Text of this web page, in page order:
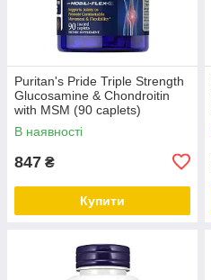
Puritan's Pride Triple Strength
Glucosamine & Chondroitin
with MSM (90 caplets)
В наявності
847 ₴
Купити